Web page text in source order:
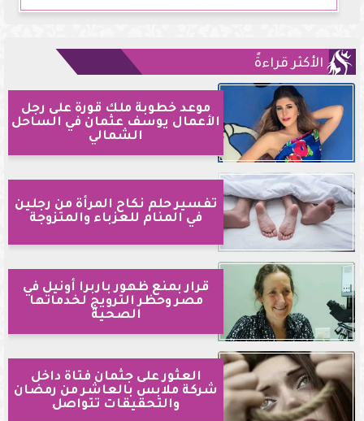
الأكثر قراءةً
موعد خطوبة ملك قورة على رجل
الأعمال يوسف عثمان في الساحل
الشمالي
تفسير حلم نكاح المرأة من رجلين
في المنام للعزباء والمتزوجة
قرار بمنع ظهور باربرا أونيل في
مصر وحظر الترويج لخدماتها
الصحية
العثور على جثمان فتاة داخل
شركة ملابس بالعاشر من رمضان
والتحقيقات تتواصل